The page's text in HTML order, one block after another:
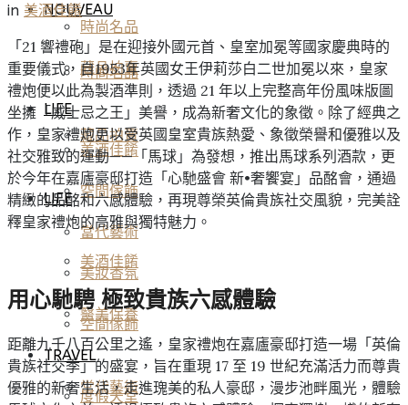
NOUVEAU
時尚名品
藏品拍賣
LIFE
美酒佳餚
空間傢飾
當代藝術
時尚名品
藏品拍賣
LIFE
美酒佳餚
空間傢飾
當代藝術
美妝香氛
醫美保養
TRAVEL
度假天堂
in 美酒佳餚
「21 響禮砲」是在迎接外國元首、皇室加冕等國家慶典時的
重要儀式，自1953年英國女王伊莉莎白二世加冕以來，皇家
禮炮便以此為製酒準則，透過 21 年以上完整高年份風味版圖
坐擁「威士忌之王」美譽，成為新奢文化的象徵。除了經典之
作，皇家禮炮更以受英國皇室貴族熱愛、象徵榮譽和優雅以及
社交雅致的運動——「馬球」為發想，推出馬球系列酒款，更
於今年在嘉廬豪邸打造「心馳盛會 新•奢饗宴」品酩會，通過
精緻的品酩和六感體驗，再現尊榮英倫貴族社交風貌，完美詮
釋皇家禮炮的高雅與獨特魅力。
用心馳騁 極致貴族六感體驗
距離九千八百公里之遙，皇家禮炮在嘉廬豪邸打造一場「英倫
貴族社交季」的盛宴，旨在重現 17 至 19 世紀充滿活力而尊貴
優雅的新奢生活，走進瑰美的私人豪邸，漫步池畔風光，體驗